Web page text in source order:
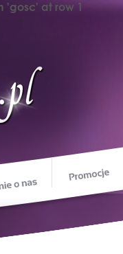
'gosc' at row 1
Opinie o nas